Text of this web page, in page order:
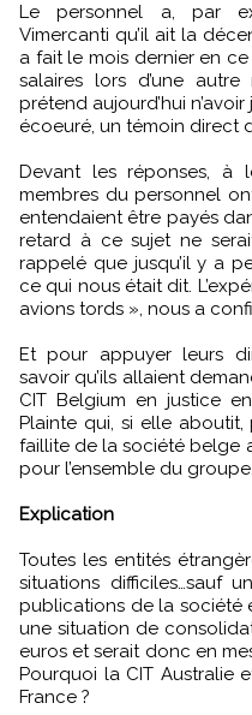
Le personnel a, par
Vimercanti qu’il ait la
a fait le mois dernier en
salaires lors d’une autre
prétend aujourd’hui
écoeuré, un témoin direct
Devant les réponses, à
membres du personnel
entendaient être payés
retard à ce sujet ne
rappelé que jusqu’il y a
ce qui nous était dit.
avions tords », nous a
Et pour appuyer leurs
savoir qu’ils allaient
CIT Belgium en justice
Plainte qui, si elle
faillite de la société belge
pour l’ensemble du groupe.
Explication
Toutes les entités
situations difficiles…sauf
publications de la société
une situation de
euros et serait donc en
Pourquoi la CIT Australie
France ?